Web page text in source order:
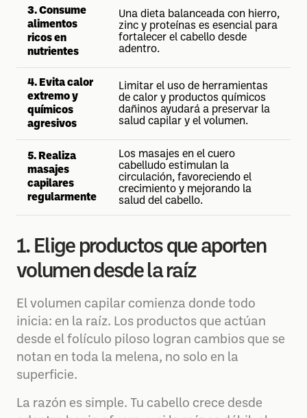
3. Consume
alimentos
ricos en
nutrientes
Una dieta balanceada con hierro,
zinc y proteínas es esencial para
fortalecer el cabello desde
adentro.
4. Evita calor
extremo y
químicos
agresivos
Limitar el uso de herramientas
de calor y productos químicos
dañinos ayudará a preservar la
salud capilar y el volumen.
5. Realiza
masajes
capilares
regularmente
Los masajes en el cuero
cabelludo estimulan la
circulación, favoreciendo el
crecimiento y mejorando la
salud del cabello.
1. Elige productos que aporten
volumen desde la raíz
El volumen capilar comienza donde todo
inicia: en la raíz. Los productos que actúan
desde el folículo piloso logran cambios que se
notan en toda la melena, no solo en la
superficie.
La razón es simple. Tu cabello crece desde